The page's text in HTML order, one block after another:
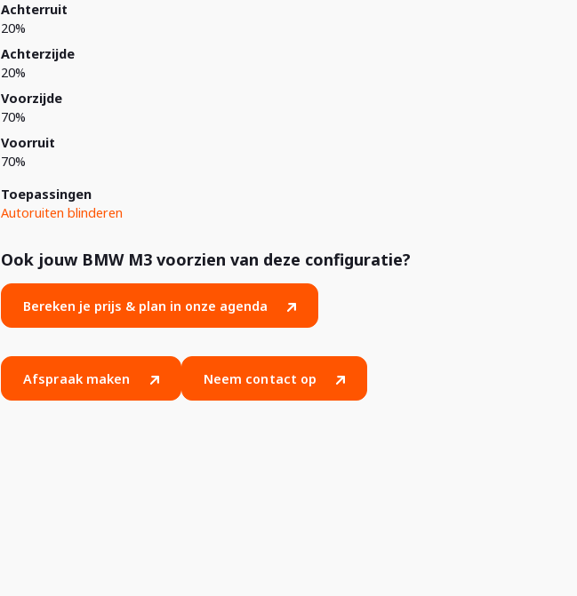
Achterruit
20%
Achterzijde
20%
Voorzijde
70%
Voorruit
70%
Toepassingen
Autoruiten blinderen
Ook jouw BMW M3 voorzien van deze configuratie?
Bereken je prijs & plan in onze agenda
Afspraak maken Neem contact op